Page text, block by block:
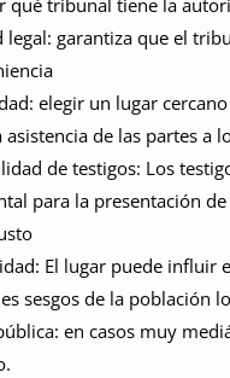
qué tribunal tiene la
legal: garantiza que el
elegir un lugar
de las partes a
de testigos: Los
para la presentación
El lugar puede influir
sesgos de la población
en casos muy